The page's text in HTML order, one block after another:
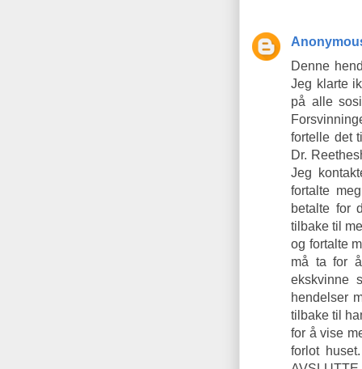
Denne
Jeg klarte
på alle
fortelle det
Dr.
Jeg
fortalte
betalte for
tilbake til
og fortalte
må ta for
ekskvinne
hendelser
tilbake til
for å vise
forlot